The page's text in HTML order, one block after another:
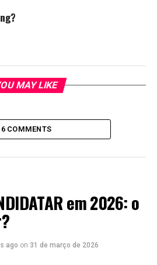
MAY LIKE
6 COMMENTS
em 2026: o
ago on 31 de março de 2026